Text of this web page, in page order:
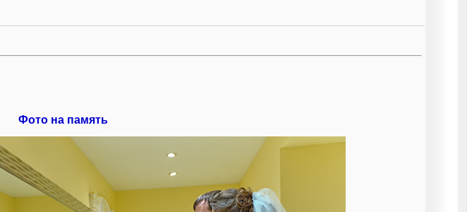
Фото на память